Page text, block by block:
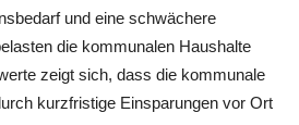
und eine schwächere
die kommunalen Haushalte
zeigt sich, dass die kommunale
kurzfristige Einsparungen vor Ort